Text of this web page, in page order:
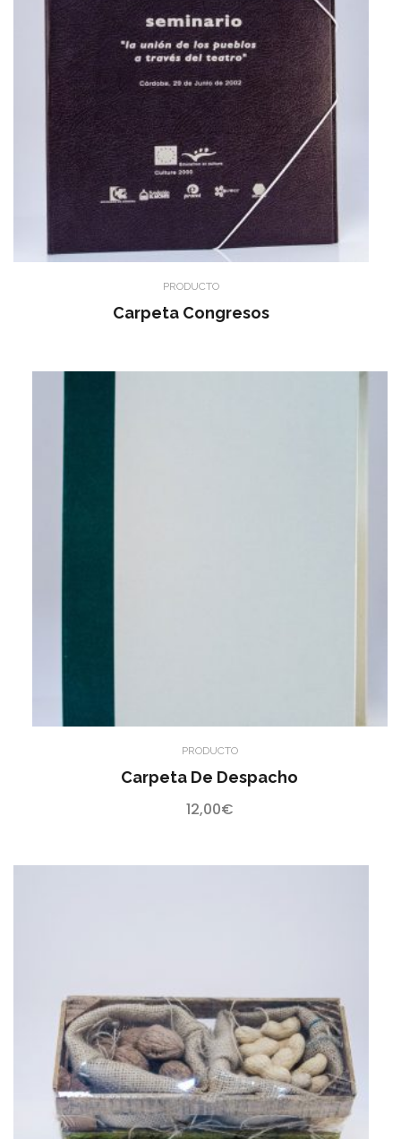
PRODUCTO
Carpeta Congresos
PRODUCTO
Carpeta De Despacho
12,00€